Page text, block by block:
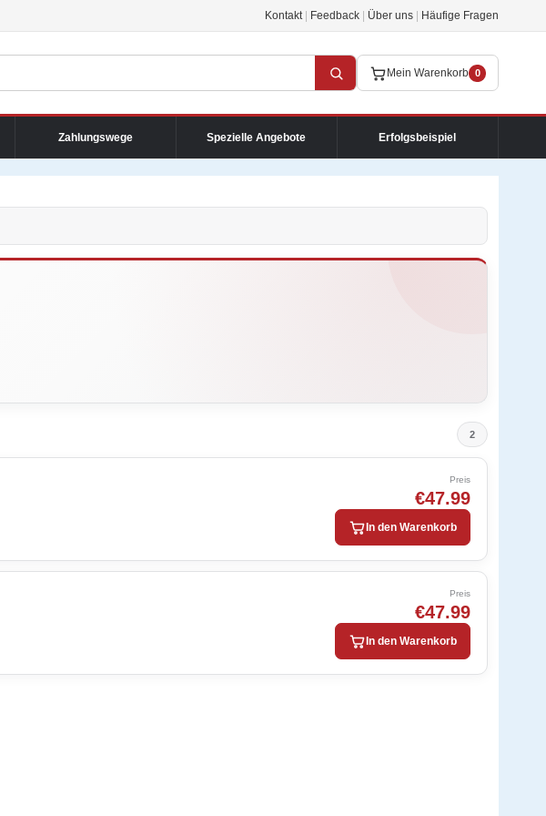
Kontakt Feedback Über uns Häufige Fragen
Mein Warenkorb 0
Zahlungswege Spezielle Angebote Erfolgsbeispiel
2
Preis
€47.99
In den Warenkorb
Preis
€47.99
In den Warenkorb